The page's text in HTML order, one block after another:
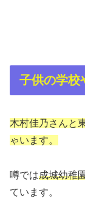
子供の学校
木村佳乃さんと
ゃいます。
噂では成城幼稚
ています。